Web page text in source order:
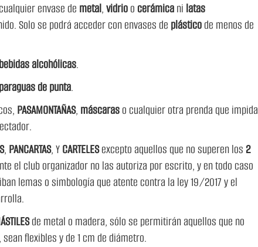
envase de metal,vidrioo cerámicani latas
Solo se podrá acceder con envases de plásticode menos de
bebidas alcohólicas.
paraguas de punta.
PASAMONTAÑAS, máscaraso cualquier otra prenda que impida
, PANCARTAS, YCARTELESexcepto aquellos que no superen los 2
el club organizador no las autoriza por escrito, y en todo caso
lemas o simbología que atente contra la ley 19/2017 y el
de metal o madera, sólo se permitirán aquellos que no
flexibles y de 1 cm de diámetro.